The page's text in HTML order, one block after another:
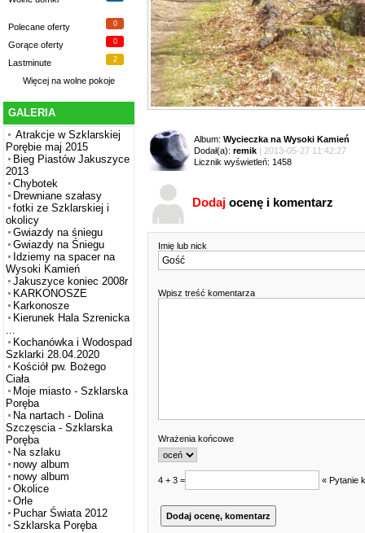
Polecane oferty 0
Gorące oferty 0
Lastminute 2
Więcej na wolne pokoje
GALERIA
Atrakcje w Szklarskiej
Porębie maj 2015
Bieg Piastów Jakuszyce
2013
Chybotek
Drewniane szałasy
fotki ze Szklarskiej i
okolicy
Gwiazdy na śniegu
Gwiazdy na Śniegu
Idziemy na spacer na
Wysoki Kamień
Jakuszyce koniec 2008r
KARKONOSZE
Karkonosze
Kierunek Hala Szrenicka
...
Kochanówka i Wodospad
Szklarki 28.04.2020
Kościół pw. Bożego
Ciała
Moje miasto - Szklarska
Poręba
Na nartach - Dolina
Szczęscia - Szklarska
Poręba
Na szlaku
nowy album
nowy album
Okolice
Orle
Puchar Świata 2012
Szklarska Poręba
Album: Wycieczka na Wysoki Kamień
Dodał(a): remik | 2013-05-27 11:42:27
Licznik wyświetleń: 1458
Dodaj ocenę i komentarz
Imię lub nick
Wpisz treść komentarza
Wrażenia końcowe
4 + 3 = « Pytanie